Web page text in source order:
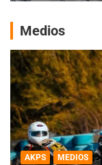
Medios
AKPS MEDIOS